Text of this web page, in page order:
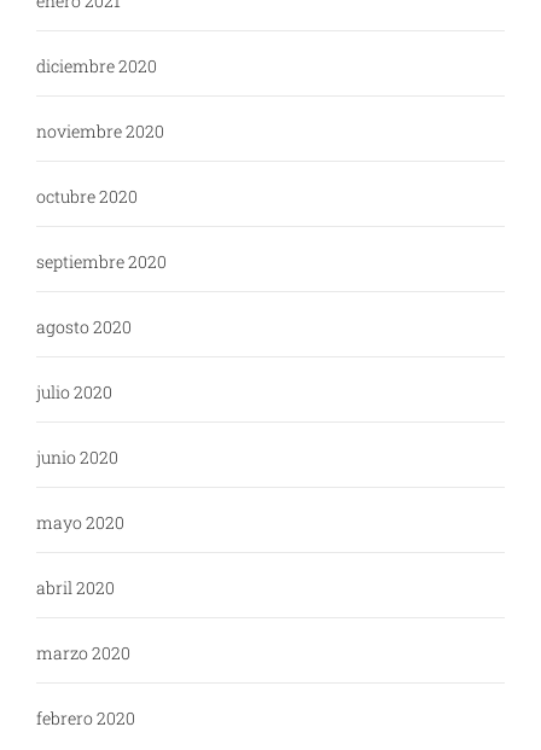
diciembre 2020
noviembre 2020
octubre 2020
septiembre 2020
agosto 2020
julio 2020
junio 2020
mayo 2020
abril 2020
marzo 2020
febrero 2020